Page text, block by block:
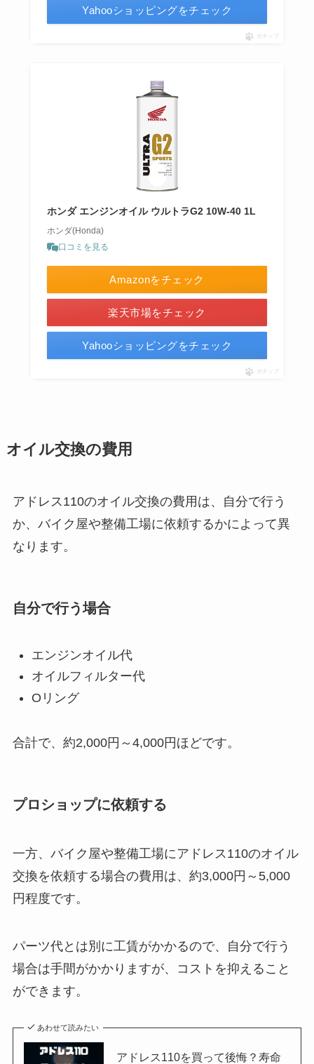
Yahooショッピングをチェック
ポチップ
ホンダ エンジンオイル ウルトラG2 10W-40 1L
ホンダ(Honda)
口コミを見る
Amazonをチェック
楽天市場をチェック
Yahooショッピングをチェック
ポチップ
オイル交換の費用
アドレス110のオイル交換の費用は、自分で行う
か、バイク屋や整備工場に依頼するかによって異
なります。
自分で行う場合
エンジンオイル代
オイルフィルター代
Oリング
合計で、約2,000円～4,000円ほどです。
プロショップに依頼する
一方、バイク屋や整備工場にアドレス110のオイル
交換を依頼する場合の費用は、約3,000円～5,000
円程度です。
パーツ代とは別に工賃がかかるので、自分で行う
場合は手間がかかりますが、コストを抑えること
ができます。
あわせて読みたい
アドレス110を買って後悔？寿命